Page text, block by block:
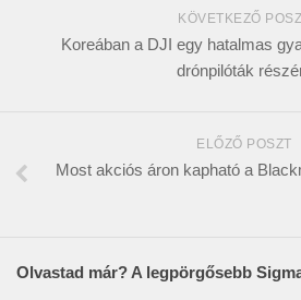
KÖVETKEZŐ
Koreában a DJI egy hatalmas
drónpilóták
ELŐZŐ POSZT
Most akciós áron kapható a
Olvastad már? A legpörgősebb